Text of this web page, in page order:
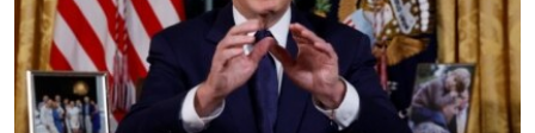
ИНТЕРВЈУА
Јазици